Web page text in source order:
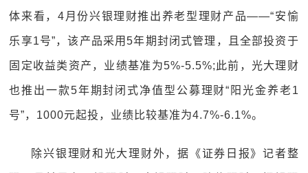
体来看，4月份兴银理财推出养老型理财产品——“安愉
乐享1号”，该产品采用5年期封闭式管理，且全部投资于
固定收益类资产，业绩基准为5%-5.5%;此前，光大理财
也推出一款5年期封闭式净值型公募理财“阳光金养老1
号”，1000元起投，业绩比较基准为4.7%-6.1%。
除兴银理财和光大理财外，据《证券日报》记者整